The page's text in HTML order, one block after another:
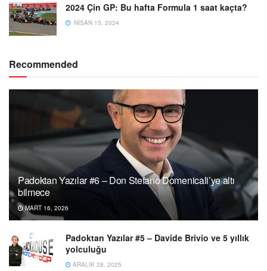
2024 Çin GP: Bu hafta Formula 1 saat kaçta?
NISAN 15, 2024
Recommended
Padoktan Yazılar #6 – Don Stefano Domenicali’ye altı
bilmece
MART 16, 2026
Padoktan Yazılar #5 – Davide Brivio ve 5 yıllık
yolculuğu
ARALIK 28, 2025